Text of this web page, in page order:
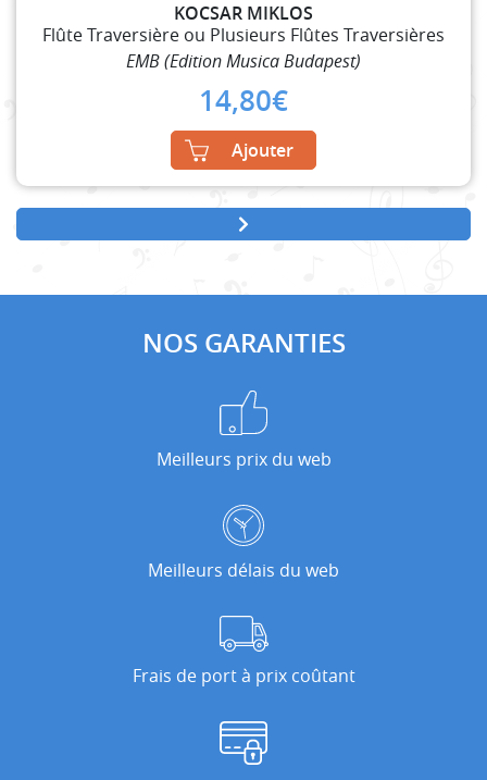
KOCSAR MIKLOS
Flûte Traversière ou Plusieurs Flûtes Traversières
EMB (Edition Musica Budapest)
14,80€
Ajouter
NOS GARANTIES
Meilleurs prix du web
Meilleurs délais du web
Frais de port à prix coûtant